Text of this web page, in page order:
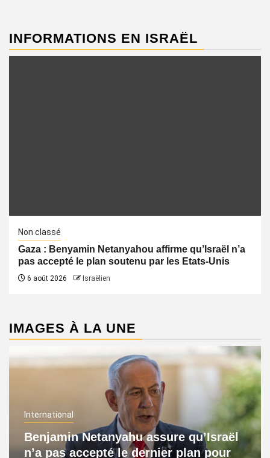
INFORMATIONS EN ISRAËL
Non classé
Gaza : Benyamin Netanyahou affirme qu’Israël n’a
pas accepté le plan soutenu par les Etats-Unis
6 août 2026 Israëlien
IMAGES À LA UNE
International
Benjamin Netanyahu assure qu’Israël
n’a pas accepté le dernier plan pour